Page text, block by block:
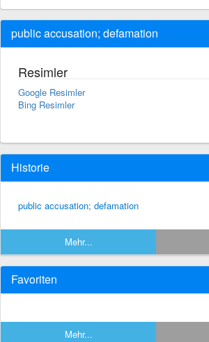
public accusation; defamation
Resimler
Google Resimler
Bing Resimler
Historie
public accusation; defamation
Mehr...
Favoriten
Mehr...